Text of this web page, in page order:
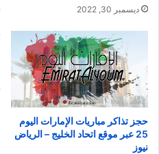
ديسمبر 30, 2022
حجز تذاكر مباريات الإمارات اليوم
25 عبر موقع اتحاد الخليج – الرياض
نيوز